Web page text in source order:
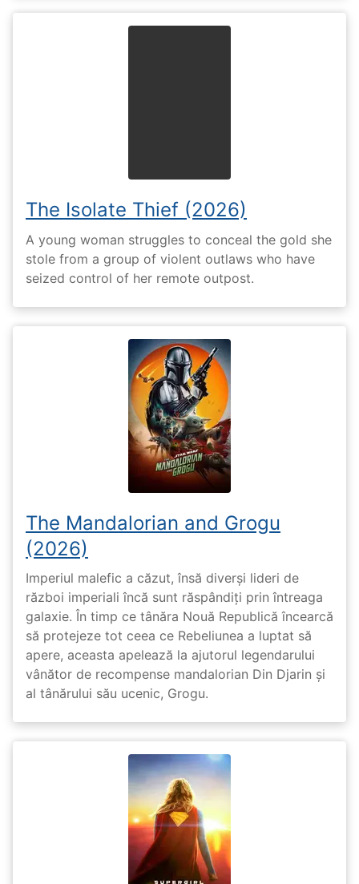
The Isolate Thief (2026)
A young woman struggles to conceal the gold she
stole from a group of violent outlaws who have
seized control of her remote outpost.
The Mandalorian and Grogu
(2026)
Imperiul malefic a căzut, însă diverși lideri de
război imperiali încă sunt răspândiți prin întreaga
galaxie. În timp ce tânăra Nouă Republică încearcă
să protejeze tot ceea ce Rebeliunea a luptat să
apere, aceasta apelează la ajutorul legendarului
vânător de recompense mandalorian Din Djarin și
al tânărului său ucenic, Grogu.